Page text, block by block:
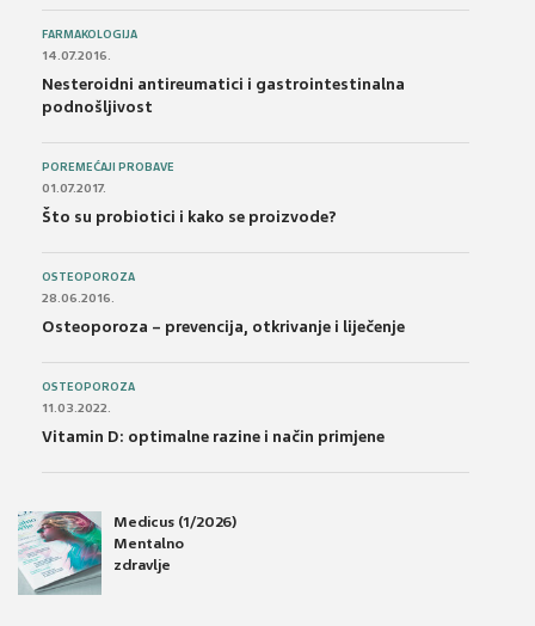
FARMAKOLOGIJA
14.07.2016.
Nesteroidni antireumatici i gastrointestinalna
podnošljivost
POREMEĆAJI PROBAVE
01.07.2017.
Što su probiotici i kako se proizvode?
OSTEOPOROZA
28.06.2016.
Osteoporoza – prevencija, otkrivanje i liječenje
OSTEOPOROZA
11.03.2022.
Vitamin D: optimalne razine i način primjene
Medicus (1/2026)
Mentalno
zdravlje